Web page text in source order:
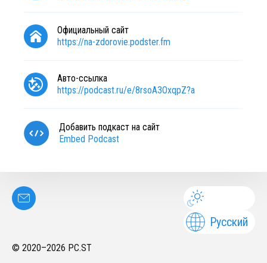
Официальный сайт
https://na-zdorovie.podster.fm
Авто-ссылка
https://podcast.ru/e/8rsoA3OxqpZ?a
Добавить подкаст на сайт
Embed Podcast
Русский
© 2020–2026 PC.ST